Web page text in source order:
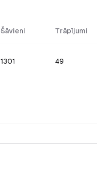
Šāvieni Trāpījumi
1301 49